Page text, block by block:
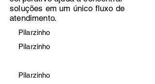
soluções em um único fluxo de
atendimento.
Pilarzinho
Pilarzinho
Pilarzinho